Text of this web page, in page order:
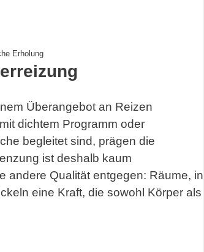
Erholung
Überangebot an Reizen
dichtem Programm oder
begleitet sind, prägen die
ist deshalb kaum
andere Qualität entgegen: Räume, in
eine Kraft, die sowohl Körper als